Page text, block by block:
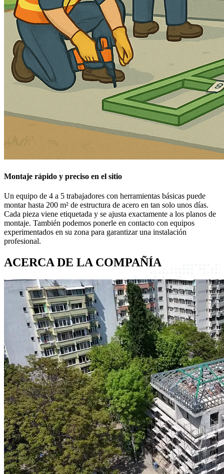
Montaje rápido y preciso en el sitio
Un equipo de 4 a 5 trabajadores con herramientas básicas puede
montar hasta 200 m² de estructura de acero en tan solo unos días.
Cada pieza viene etiquetada y se ajusta exactamente a los planos de
montaje. También podemos ponerle en contacto con equipos
experimentados en su zona para garantizar una instalación
profesional.
ACERCA DE LA COMPAÑÍA